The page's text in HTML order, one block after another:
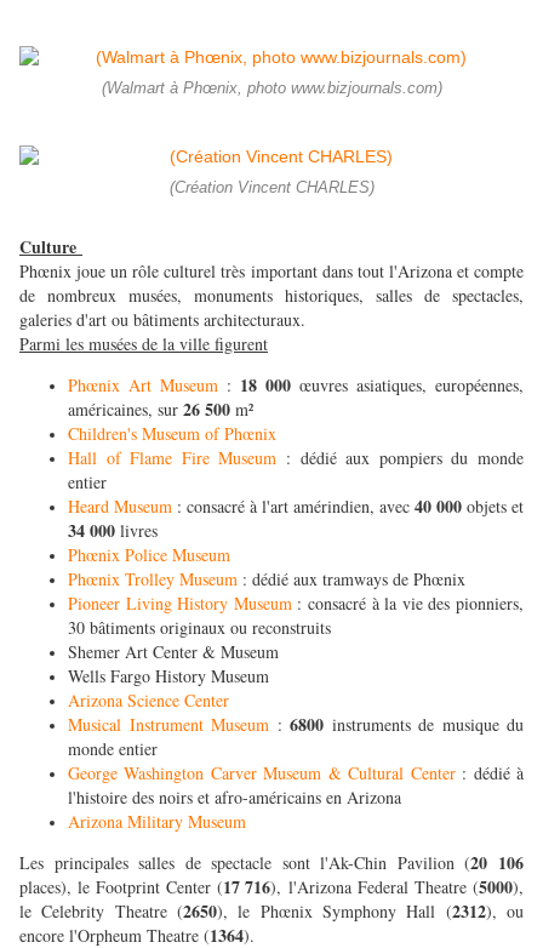
(Walmart à Phœnix, photo www.bizjournals.com)
(Création Vincent CHARLES)
Culture
Phœnix joue un rôle culturel très important dans tout l'Arizona et compte
de nombreux musées, monuments historiques, salles de spectacles,
galeries d'art ou bâtiments architecturaux.
Parmi les musées de la ville figurent
Phœnix Art Museum : 18 000 œuvres asiatiques, européennes,
américaines, sur 26 500 m²
Children's Museum of Phœnix
Hall of Flame Fire Museum : dédié aux pompiers du monde
entier
Heard Museum : consacré à l'art amérindien, avec 40 000 objets et
34 000 livres
Phœnix Police Museum
Phœnix Trolley Museum : dédié aux tramways de Phœnix
Pioneer Living History Museum: consacré à la vie des pionniers,
30 bâtiments originaux ou reconstruits
Shemer Art Center & Museum
Wells Fargo History Museum
Arizona Science Center
Musical Instrument Museum : 6800 instruments de musique du
monde entier
George Washington Carver Museum & Cultural Center: dédié à
l'histoire des noirs et afro-américains en Arizona
Arizona Military Museum
Les principales salles de spectacle sont l'Ak-Chin Pavilion (20 106
places), le Footprint Center (17 716), l'Arizona Federal Theatre (5000),
le Celebrity Theatre (2650), le Phœnix Symphony Hall (2312), ou
encore l'Orpheum Theatre (1364).